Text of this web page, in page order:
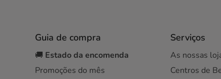
Guia de compra
🚚 Estado da encomenda
Promoções do mês
Serviços
As nossas
Centros de